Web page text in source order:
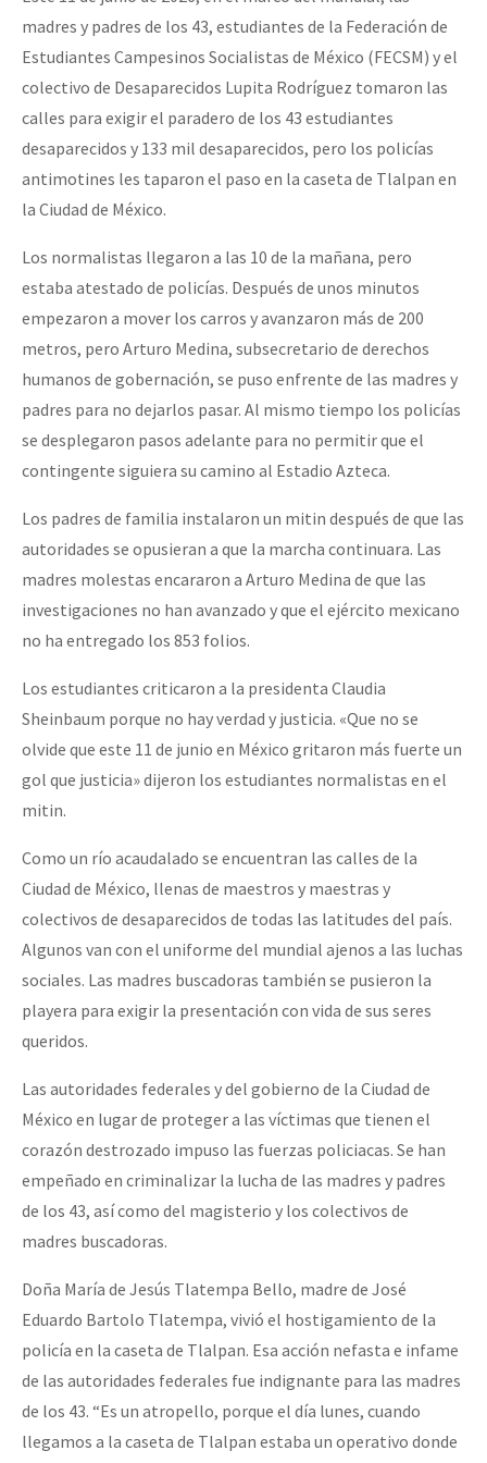
Mundo
EZLN
La Sexta
AutonomÍa y Resistencia
Megaproyectos
Migración
Presos
Niñxs
ETIQUETAS
MULTIMEDIA
Audio
Fotorreportaje
Video
Semillero Guerra contra la Humanidad. (Las poblaciones y
Libros para descargar
Medios Libres
COVID-19
Contacto
Dia 1: Encontro “Guerra contra a Humanidade”
[CDMX – 20 julio] Jornadas globales por la libertad de Jesús
“Sonhando a Terra do Bem Virá” se publica no Estado Espanhol
Se o México sabe, que o mundo saiba! Nossas lutas pela
madres y padres de los 43, estudiantes de la Federación de
Estudiantes Campesinos Socialistas de México (FECSM) y el
colectivo de Desaparecidos Lupita Rodríguez tomaron las
calles para exigir el paradero de los 43 estudiantes
desaparecidos y 133 mil desaparecidos, pero los policías
antimotines les taparon el paso en la caseta de Tlalpan en
la Ciudad de México.
Los normalistas llegaron a las 10 de la mañana, pero
estaba atestado de policías. Después de unos minutos
empezaron a mover los carros y avanzaron más de 200
metros, pero Arturo Medina, subsecretario de derechos
humanos de gobernación, se puso enfrente de las madres y
padres para no dejarlos pasar. Al mismo tiempo los policías
se desplegaron pasos adelante para no permitir que el
contingente siguiera su camino al Estadio Azteca.
Los padres de familia instalaron un mitin después de que las
autoridades se opusieran a que la marcha continuara. Las
madres molestas encararon a Arturo Medina de que las
investigaciones no han avanzado y que el ejército mexicano
no ha entregado los 853 folios.
Los estudiantes criticaron a la presidenta Claudia
Sheinbaum porque no hay verdad y justicia. «Que no se
olvide que este 11 de junio en México gritaron más fuerte un
gol que justicia» dijeron los estudiantes normalistas en el
mitin.
Como un río acaudalado se encuentran las calles de la
Ciudad de México, llenas de maestros y maestras y
colectivos de desaparecidos de todas las latitudes del país.
Algunos van con el uniforme del mundial ajenos a las luchas
sociales. Las madres buscadoras también se pusieron la
playera para exigir la presentación con vida de sus seres
queridos.
Las autoridades federales y del gobierno de la Ciudad de
México en lugar de proteger a las víctimas que tienen el
corazón destrozado impuso las fuerzas policiacas. Se han
empeñado en criminalizar la lucha de las madres y padres
de los 43, así como del magisterio y los colectivos de
madres buscadoras.
Doña María de Jesús Tlatempa Bello, madre de José
Eduardo Bartolo Tlatempa, vivió el hostigamiento de la
policía en la caseta de Tlalpan. Esa acción nefasta e infame
de las autoridades federales fue indignante para las madres
de los 43. “Es un atropello, porque el día lunes, cuando
llegamos a la caseta de Tlalpan estaba un operativo donde